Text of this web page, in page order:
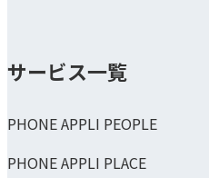
サービス一覧
PHONE APPLI PEOPLE
PHONE APPLI PLACE